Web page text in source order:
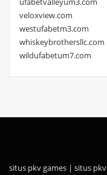
veloxview.com
westufabetm3.com
whiskeybrothersllc.com
wildufabetum7.com
situs pkv games | situs pkv